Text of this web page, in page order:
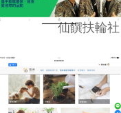
仙饌扶輪社